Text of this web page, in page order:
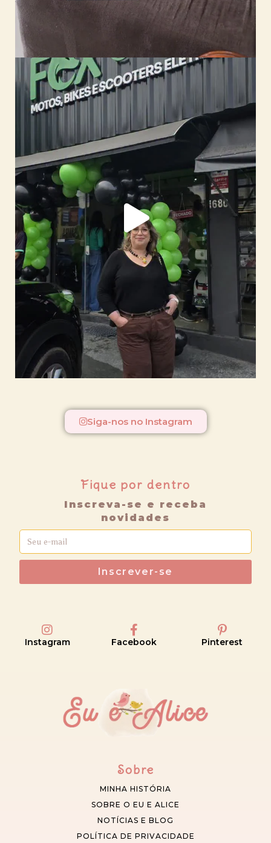
Siga-nos no Instagram
Fique por dentro
Inscreva-se e receba
novidades
Inscrever-se
Instagram Facebook Pinterest
Sobre
MINHA HISTÓRIA
SOBRE O EU E ALICE
NOTÍCIAS E BLOG
POLÍTICA DE PRIVACIDADE